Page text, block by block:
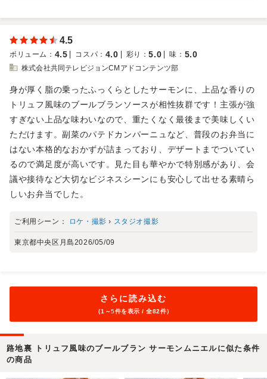
4.5
ボリューム ： 4.5 コスパ ： 4.0 彩り ：5.0 味 ： 5.0
株式会社共同テレビジョンCMアドコンテンツ部
身が厚く脂の乗ったふっくらとしたサーモンに、上品な香りの
トリュフ風味のブールブランソースが相性抜群です！主張が強
すぎない上品な味わいなので、重たくなく最後まで美味しくい
ただけます。副菜のパテドカンパーニュなど、普段のお弁当に
はない本格的なおかずが詰まっており、デザートまでついてい
るので満足度が高いです。見た目も華やかで特別感があり、会
議や接待など大切なビジネスシーンにも安心して出せる素晴ら
しいお弁当でした。
ご利用シーン： ロケ・撮影 › スタジオ撮影
東京都中央区月島2026/05/09
さらに読み込む
（1～5件を表示 / 全82件）
路地裏 トリュフ風味のブールブラン サーモンムニエルに似た条件
の商品